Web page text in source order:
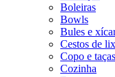
Boleiras
Bowls
Bules e
Cestos de
Copo e taças
Cozinha